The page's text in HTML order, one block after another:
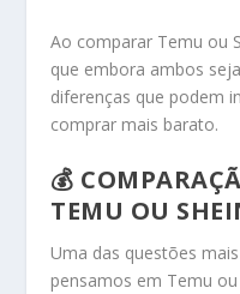
Ao comparar Temu ou
que embora ambos
diferenças que podem
comprar mais barato.
💰
TEMU OU
Uma das questões
pensamos em Temu